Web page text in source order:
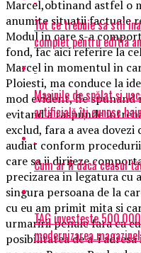
Marcel,obtinand astfel o
anumite situatii factuale
Modul in care s-a
fond, fac aici referire la
Marcel in momentul in
Ploiesti, ma conduce la
mod evident, fie spunand
evitand a raspunde
exclud, fara a avea
audiat conform
care sa ii dirijeze
precizarea in legatura cu
singura persoana de la
cu eu am primit mita si
urmaririi penale fara ca
posibilitatea de a-i
Tot ce trebuie sa stii
complet pentru editia
Mașinile de spălat și
artificială îți cunosc
Cum ar fi dacă ceasul
TAG investește
modernizarea